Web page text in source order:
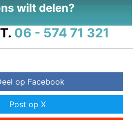
wilt delen?
T. 06 - 574 71 321
op Facebook
Post op X